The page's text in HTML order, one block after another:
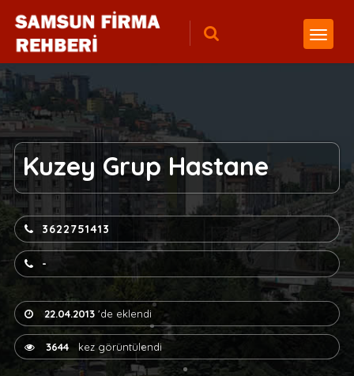
Kuzey Grup Hastane
3622751413
-
22.04.2013'de eklendi
3644kez görüntülendi